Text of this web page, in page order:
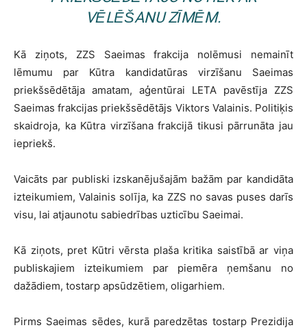
VĒLĒŠANU ZĪMĒM.
Kā ziņots, ZZS Saeimas frakcija nolēmusi nemainīt
lēmumu par Kūtra kandidatūras virzīšanu Saeimas
priekšsēdētāja amatam, aģentūrai LETA pavēstīja ZZS
Saeimas frakcijas priekšsēdētājs Viktors Valainis. Politiķis
skaidroja, ka Kūtra virzīšana frakcijā tikusi pārrunāta jau
iepriekš.
Vaicāts par publiski izskanējušajām bažām par kandidāta
izteikumiem, Valainis solīja, ka ZZS no savas puses darīs
visu, lai atjaunotu sabiedrības uzticību Saeimai.
Kā ziņots, pret Kūtri vērsta plaša kritika saistībā ar viņa
publiskajiem izteikumiem par piemēra ņemšanu no
dažādiem, tostarp apsūdzētiem, oligarhiem.
Pirms Saeimas sēdes, kurā paredzētas tostarp Prezidija